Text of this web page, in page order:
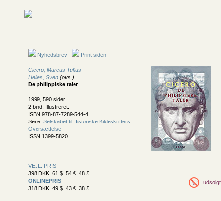
Nyhedsbrev Print siden
Cicero, Marcus Tullius
Helles, Sven (ovs.)
De philippiske taler
1999, 590 sider
2 bind. Illustreret.
ISBN 978-87-7289-544-4
Serie: Selskabet til Historiske Kildeskrifters
Oversættelse
ISSN 1399-5820
VEJL. PRIS
398 DKK 61 $ 54 € 48 £
ONLINEPRIS
318 DKK 49 $ 43 € 38 £
udsolgt